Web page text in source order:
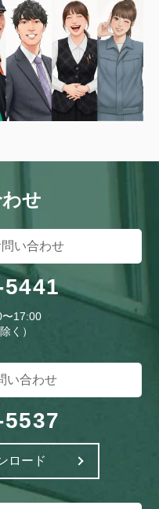
せ
い合わせ
5441
17:00
く）
い合わせ
ロード